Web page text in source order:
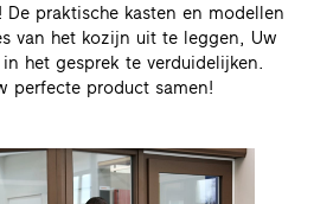
praktische kasten en modellen
van het kozijn uit te leggen, Uw
het gesprek te verduidelijken.
perfecte product samen!